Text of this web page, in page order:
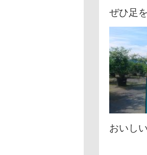
ぜひ足
おいし